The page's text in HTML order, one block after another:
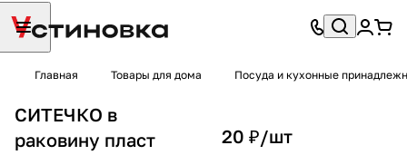
Главная Товары для дома Посуда и кухонные
СИТЕЧКО в
раковину пласт
20 ₽/шт